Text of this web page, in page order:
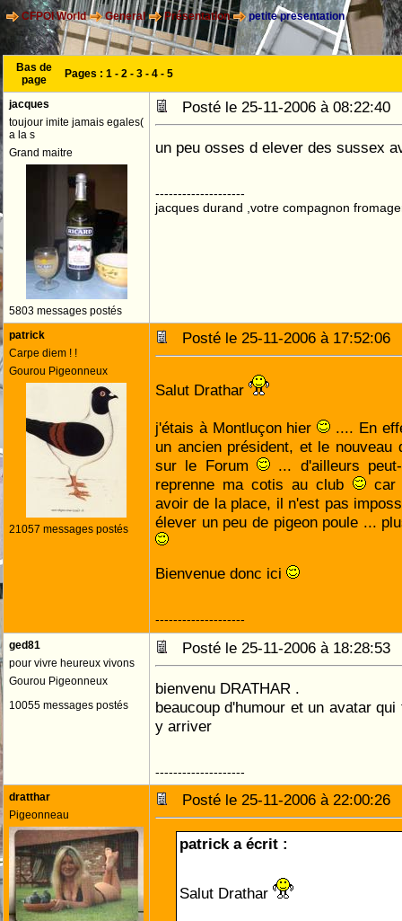
CFPOI World General Présentation petite presentation
Bas de
page
Pages : 1 - 2 - 3 - 4 - 5
jacques
toujour imite jamais egales(
a la s
Grand maitre
5803 messages postés
Posté le 25-11-2006 à
un peu osses d elever des sussex
--------------------
jacques durand ,votre compagnon
patrick
Carpe diem ! !
Gourou Pigeonneux
21057 messages postés
Posté le 25-11-2006 à
Salut Drathar
j'étais à Montluçon hier
.... En
un ancien président, et le nouveau
sur le Forum
... d'ailleurs
reprenne ma cotis au club
car
avoir de la place, il n'est pas
élever un peu de pigeon poule ...
Bienvenue donc ici
--------------------
ged81
pour vivre heureux vivons
Gourou Pigeonneux
10055 messages postés
Posté le 25-11-2006 à
bienvenu DRATHAR .
beaucoup d'humour et un avatar
y arriver
--------------------
dratthar
Pigeonneau
Posté le 25-11-2006 à
patrick a écrit :
Salut Drathar